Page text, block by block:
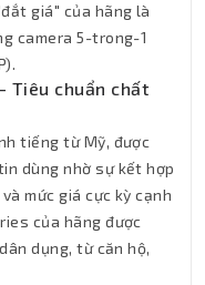
giá" của hãng là
camera 5-trong-1
Tiêu chuẩn chất
tiếng từ Mỹ, được
dùng nhờ sự kết hợp
mức giá cực kỳ cạnh
của hãng được
dụng, từ căn hộ,